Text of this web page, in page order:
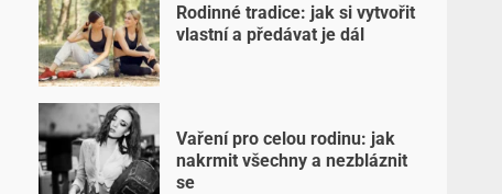
Rodinné tradice: jak si vytvořit
vlastní a předávat je dál
Vaření pro celou rodinu: jak
nakrmit všechny a nezbláznit
se